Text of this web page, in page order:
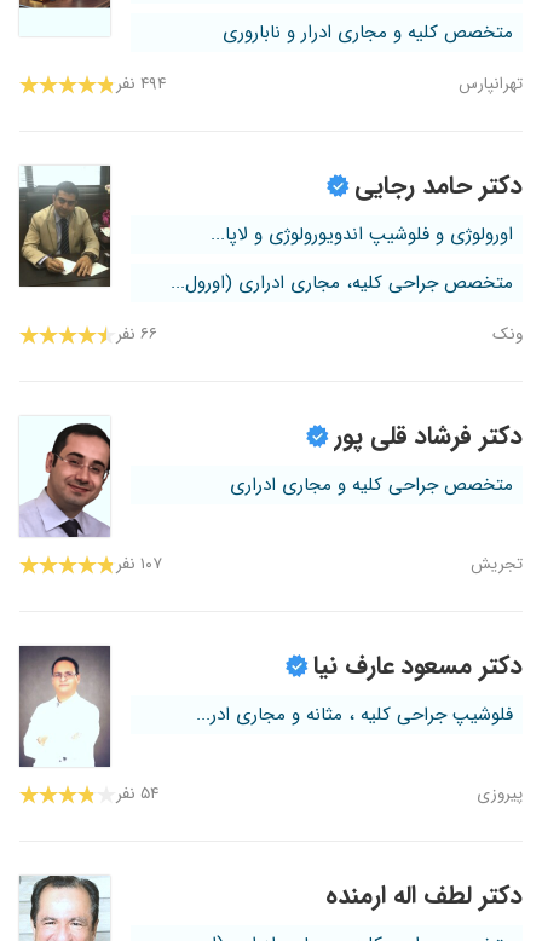
متخصص کلیه و مجاری ادرار و ناباروری
تهرانپارس ۴۹۴ نفر
دکتر حامد رجایی
اورولوژی و فلوشیپ اندویورولوژی و لاپا...
متخصص جراحی کلیه، مجاری ادراری (اورول...
ونک ۶۶ نفر
دکتر فرشاد قلی پور
متخصص جراحی کلیه و مجاری ادراری
تجریش ۱۰۷ نفر
دکتر مسعود عارف نیا
فلوشیپ جراحی کلیه ، مثانه و مجاری ادر...
پیروزی ۵۴ نفر
دکتر لطف اله ارمنده